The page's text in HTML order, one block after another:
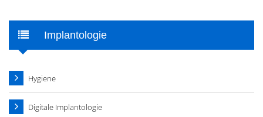
Implantologie
Hygiene
Digitale Implantologie